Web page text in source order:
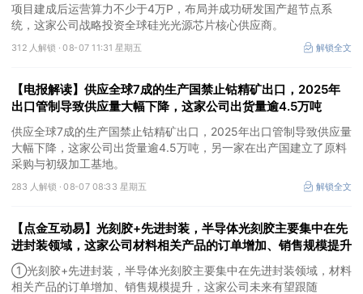
项目建成后运营算力不少于4万P，布局并成功研发国产超节点系
统，这家公司战略投资全球硅光光源芯片核心供应商。
312 人解锁 ·08-07 11:31 星期五 解锁全文
【电报解读】供应全球7成的生产国禁止钴精矿出口，2025年
出口管制导致供应量大幅下降，这家公司出货量逾4.5万吨
供应全球7成的生产国禁止钴精矿出口，2025年出口管制导致供应量
大幅下降，这家公司出货量逾4.5万吨，另一家在出产国建立了原料
采购与初级加工基地。
283 人解锁 ·08-07 08:33 星期五 解锁全文
【点金互动易】光刻胶+先进封装，半导体光刻胶主要集中在先
进封装领域，这家公司材料相关产品的订单增加、销售规模提升
①光刻胶+先进封装，半导体光刻胶主要集中在先进封装领域，材料
相关产品的订单增加、销售规模提升，这家公司未来有望跟随